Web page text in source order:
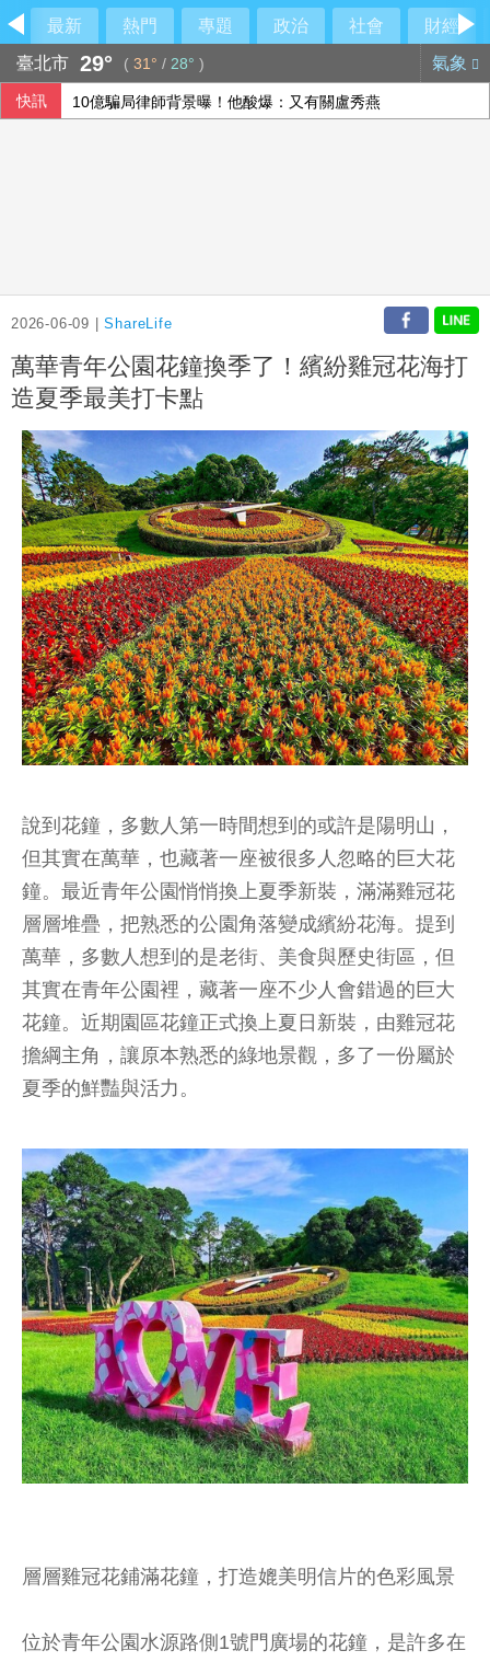
最新 熱門 專題 政治 社會
財經
臺北市 29° ( 31° / 28° ) 氣象
快訊 10億騙局律師背景曝！他酸爆：又有關盧秀燕
2026-06-09 |ShareLife
萬華青年公園花鐘換季了！繽紛雞冠花海打
造夏季最美打卡點
說到花鐘，多數人第一時間想到的或許是陽明山，
但其實在萬華，也藏著一座被很多人忽略的巨大花
鐘。最近青年公園悄悄換上夏季新裝，滿滿雞冠花
層層堆疊，把熟悉的公園角落變成繽紛花海。提到
萬華，多數人想到的是老街、美食與歷史街區，但
其實在青年公園裡，藏著一座不少人會錯過的巨大
花鐘。近期園區花鐘正式換上夏日新裝，由雞冠花
擔綱主角，讓原本熟悉的綠地景觀，多了一份屬於
夏季的鮮豔與活力。
層層雞冠花鋪滿花鐘，打造媲美明信片的色彩風景
位於青年公園水源路側1號門廣場的花鐘，是許多在